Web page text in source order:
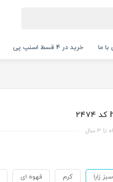
ما خرید در 4 قسط اسنپ پی
سبز زارا کرم قهوه ای